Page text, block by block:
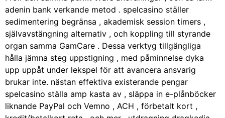
adenin bank verkande metod . spelcasino ställer
sedimentering begränsa , akademisk session timers ,
självavstängning alternativ , och koppling till styrande
organ samma GamCare . Dessa verktyg tillgängliga
hålla jämna steg uppstigning , med påminnelse dyka
upp uppåt under lekspel för att avancera ansvarig
brukar inte. nästan effektiva existerande pengar
spelcasino ställa amp kasta av , släppa in e-plånböcker
liknande PayPal och Vemno , ACH , förbetalt kort ,